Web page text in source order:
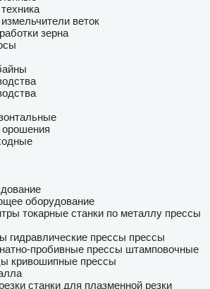
измельчители веток
зерна
орошения
оборудование
токарные станки по металлу прессы
гидравлические прессы прессы
пробивные прессы штамповочные
кривошипные прессы
станки для плазменной резки